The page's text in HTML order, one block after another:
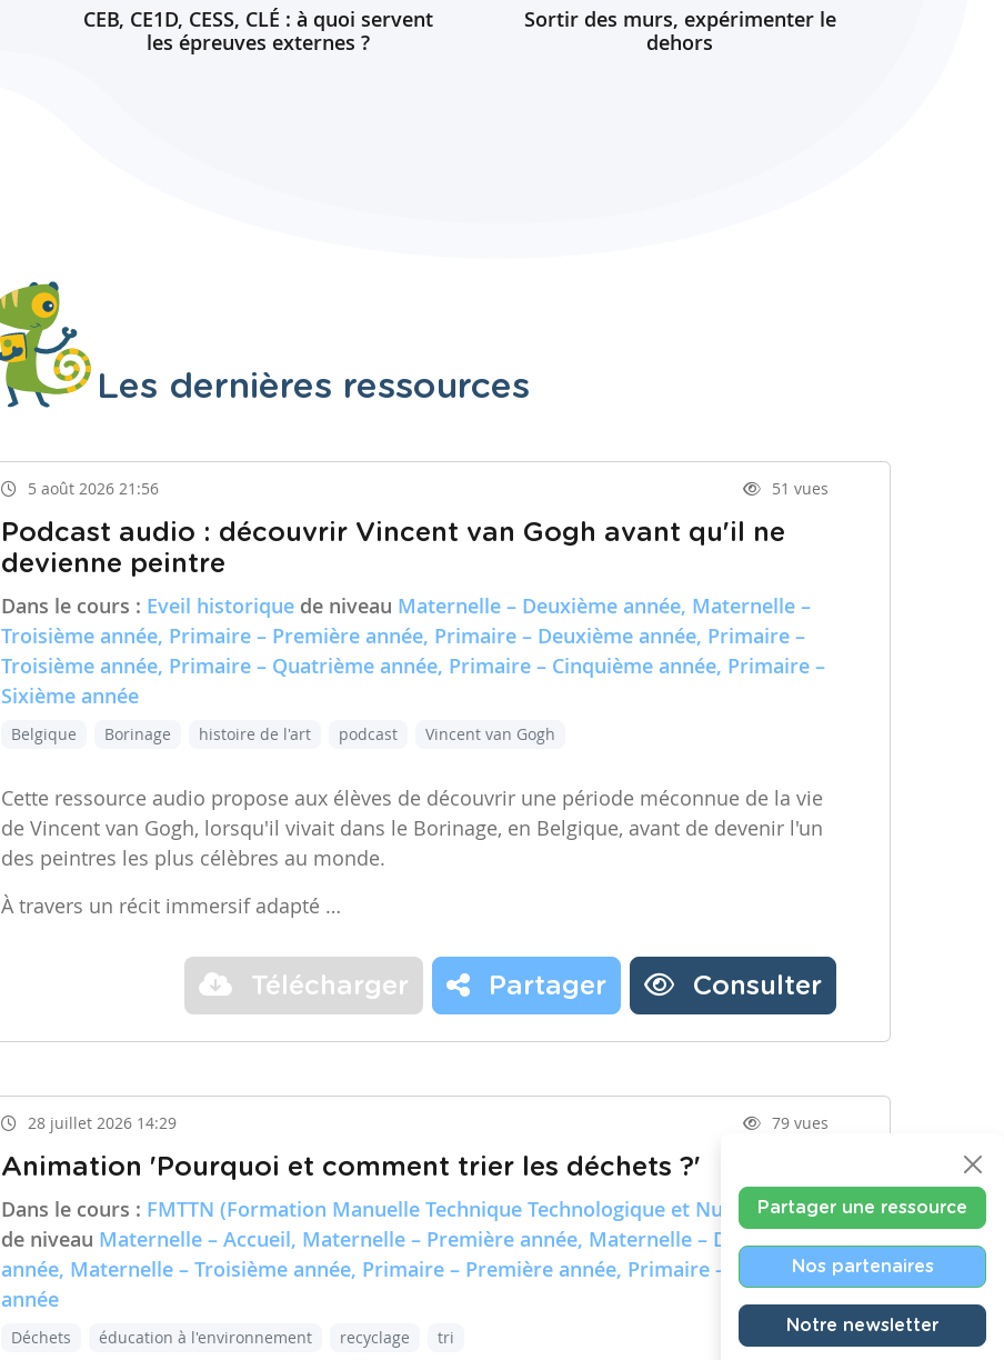
CEB, CE1D, CESS, CLÉ : à quoi servent
les épreuves externes ?
Sortir des murs, expérimenter le
dehors
Les dernières ressources
5 août 2026 21:56 51 vues
Podcast audio : découvrir Vincent van Gogh avant qu'il ne
devienne peintre
Dans le cours : Eveil historique de niveau Maternelle – Deuxième année, Maternelle –
Troisième année, Primaire – Première année, Primaire – Deuxième année, Primaire –
Troisième année, Primaire – Quatrième année, Primaire – Cinquième année, Primaire –
Sixième année
Belgique Borinage histoire de l'art podcast Vincent van Gogh
Cette ressource audio propose aux élèves de découvrir une période méconnue de la vie
de Vincent van Gogh, lorsqu'il vivait dans le Borinage, en Belgique, avant de devenir l'un
des peintres les plus célèbres au monde.
À travers un récit immersif adapté …
Télécharger Partager Consulter
28 juillet 2026 14:29 79 vues
Animation 'Pourquoi et comment trier les déchets ?'
Dans le cours : FMTTN (Formation Manuelle Technique Technologique et Numérique)
de niveau Maternelle – Accueil, Maternelle – Première année, Maternelle – Deuxième
année, Maternelle – Troisième année, Primaire – Première année, Primaire – Deuxième
année
Déchets éducation à l'environnement recyclage tri
Partager une ressource
Nos partenaires
Notre newsletter